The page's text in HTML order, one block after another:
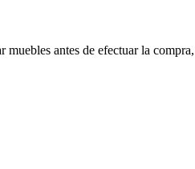
antes de efectuar la